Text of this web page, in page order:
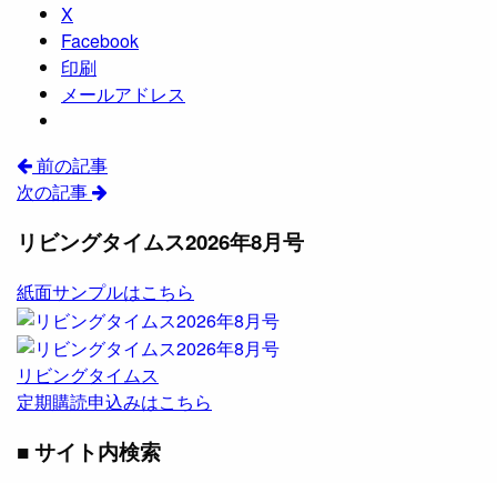
X
Facebook
印刷
メールアドレス
前の記事
次の記事
リビングタイムス2026年8月号
紙面サンプルはこちら
リビングタイムス
定期購読申込みはこちら
■ サイト内検索